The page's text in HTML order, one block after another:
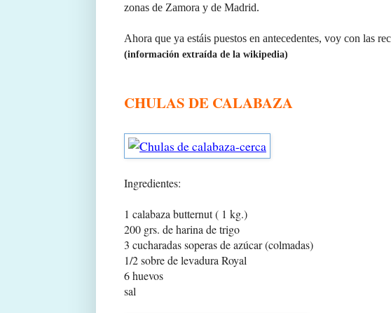
zonas de Zamora y de Madrid.
Ahora que ya estáis puestos en antecedentes, voy con las
(información extraída de la wikipedia)
CHULAS DE CALABAZA
Ingredientes:
1 calabaza butternut ( 1 kg.)
200 grs. de harina de trigo
3 cucharadas soperas de azúcar (colmadas)
1/2 sobre de levadura Royal
6 huevos
sal